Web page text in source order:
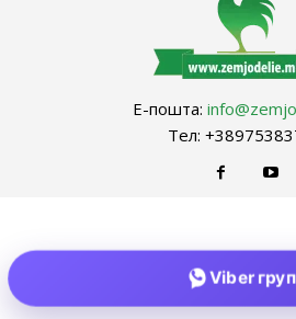
Е-пошта:
Тел:
Viber